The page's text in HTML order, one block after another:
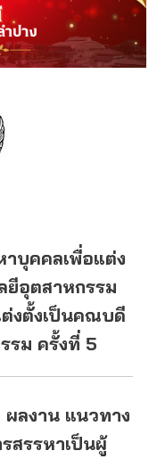
บุคคลเพื่อแต่ง
ยีอุตสาหกรรม
ต่งตั้งเป็นคณบดี
รม ครั้งที่ 5
ลงาน แนวทาง
สรรหาเป็นผู้